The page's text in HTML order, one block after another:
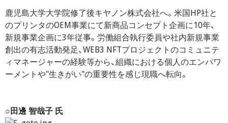
鹿児島大学大学院修了後キヤノン株式会社へ。米国HP社と
のプリンタのOEM事業にて新商品コンセプト企画に10年、
新規事業企画に3年従事。労働組合執行委員や社内新規事業
創出の有志活動発足、WEB3 NFTプロジェクトのコミュニテ
ィマネージャーの経験等から、組織における個人のエンパワ
ーメントや"生きがい"の重要性を感じ現職へ転向。
○田邊 智哉子 氏